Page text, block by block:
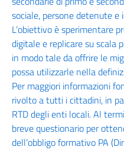
sociale, persone detenute
L’obiettivo è sperimentare
digitale e replicare su scala
in modo tale da offrire le
possa utilizzarle nella
Per maggiori informazioni
rivolto a tutti i cittadini, in
RTD degli enti locali. Al
breve questionario per
dell’obbligo formativo PA